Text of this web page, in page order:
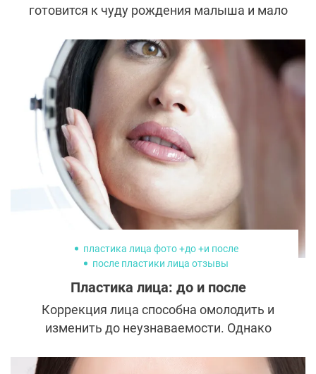
готовится к чуду рождения малыша и мало
внешности. Женщина успокаивает себя,
что после родов вернется в былую форму,
но после завершения кормления часто так
и остается с лишними килограммами,
растяжками, потерявшей упругость
грудью. Косметические средства и
занятия спортом оказываются бессильны,
и молодая мама вспоминает о
пластической хирургии.
пластика лица фото +до +и после
после пластики лица отзывы
пластическая хирургия
Пластика лица: до и после
Коррекция лица способна омолодить и
изменить до неузнаваемости. Однако
мучают вопросы, что если потеряется